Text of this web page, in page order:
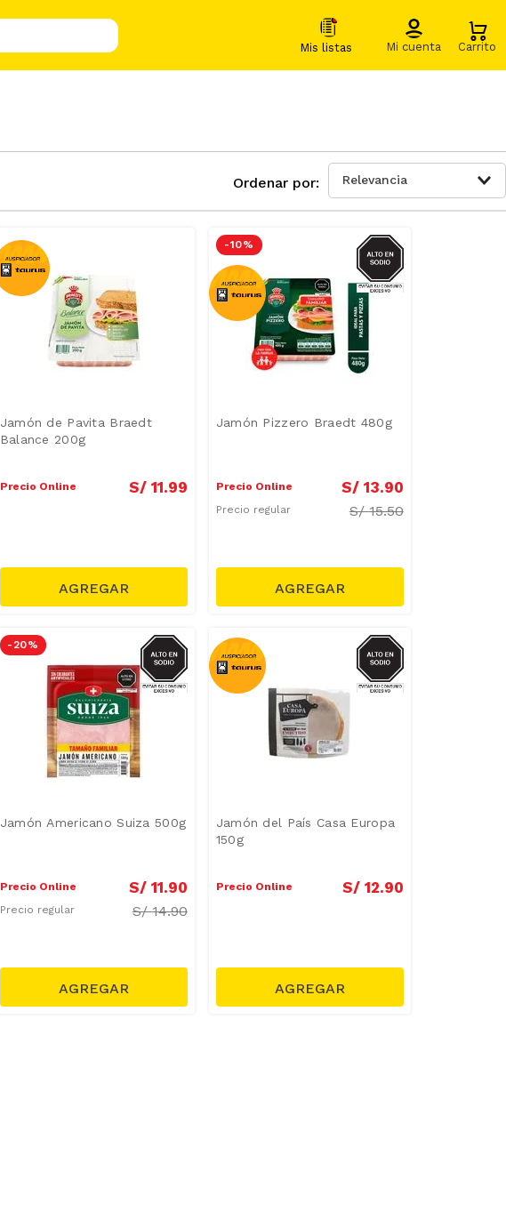
Relevancia
Jamón de Pavita Braedt
Balance 200g
Precio Online S/ 11.99
-10 % SODIO
Jamón Pizzero Braedt 480g
Precio Online S/ 13.90
Precio regular S/15.50
-20 % SODIO
Jamón Americano Suiza 500g
Precio Online S/ 11.90
Precio regular S/14.90
SODIO
Jamón del País Casa Europa
150g
Precio Online S/ 12.90